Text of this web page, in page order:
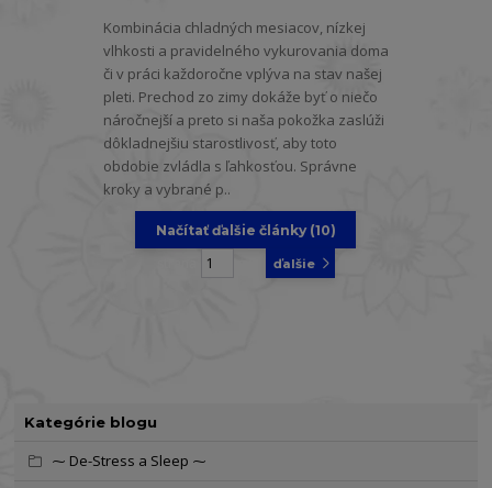
Kategórie blogu
⁓ De-Stress a Sleep ⁓
Kombinácia chladných mesiacov, nízkej
vlhkosti a pravidelného vykurovania doma
či v práci každoročne vplýva na stav našej
pleti. Prechod zo zimy dokáže byť o niečo
náročnejší a preto si naša pokožka zaslúži
dôkladnejšiu starostlivosť, aby toto
obdobie zvládla s ľahkosťou. Správne
kroky a vybrané p..
Načítať ďalšie články (10)
ďalšie